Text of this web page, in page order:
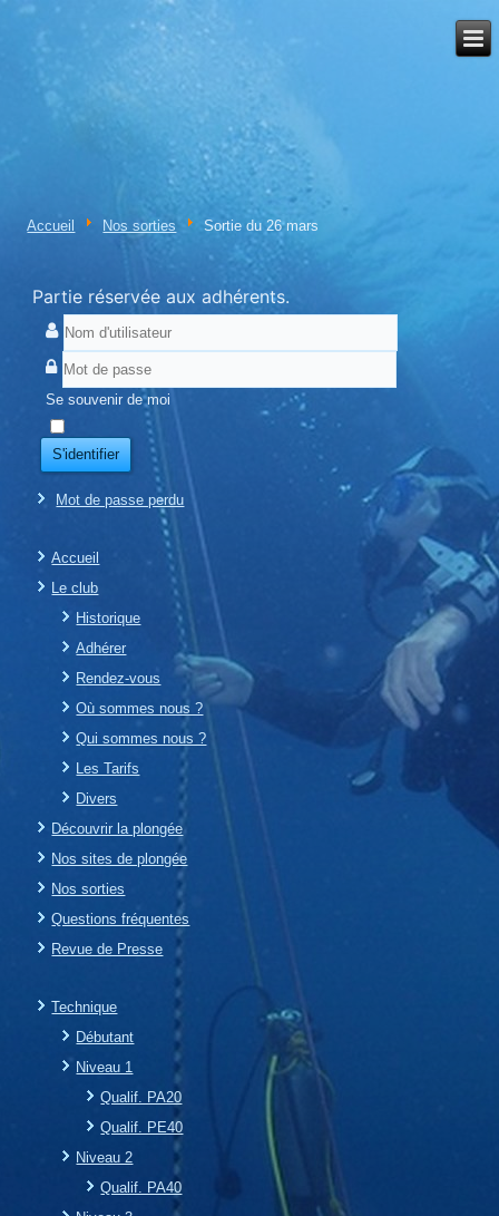
Accueil Nos sorties Sortie du 26 mars
Partie réservée aux adhérents.
Se souvenir de moi
S'identifier
Mot de passe perdu
Accueil
Le club
Historique
Adhérer
Rendez-vous
Où sommes nous ?
Qui sommes nous ?
Les Tarifs
Divers
Découvrir la plongée
Nos sites de plongée
Nos sorties
Questions fréquentes
Revue de Presse
Technique
Débutant
Niveau 1
Qualif. PA20
Qualif. PE40
Niveau 2
Qualif. PA40